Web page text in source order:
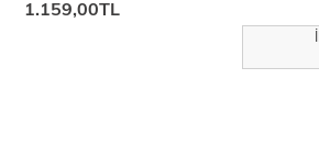
1.159,00TL